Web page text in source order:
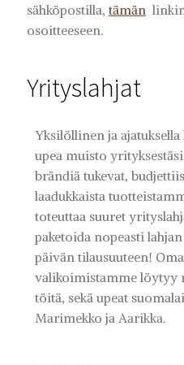
sähköpostilla, tämän
osoitteeseen.
Yrityslahjat
Yksilöllinen ja
upea muisto
brändiä tukevat,
laadukkaista
toteuttaa suuret
paketoida nopeasti
päivän tilausuuteen!
valikoimistamme löytyy
töitä, sekä upeat
Marimekko ja Aarikka.